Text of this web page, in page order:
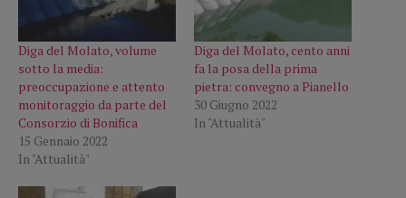
Diga del Molato, volume
sotto la media:
preoccupazione e attento
monitoraggio da parte del
Consorzio di Bonifica
15 Gennaio 2022
In "Attualità"
Diga del Molato, cento anni
fa la posa della prima
pietra: convegno a Pianello
30 Giugno 2022
In "Attualità"